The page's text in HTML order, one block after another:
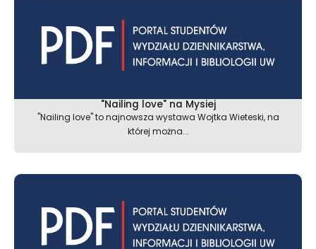
"Nailing love" na Mysiej
"Nailing love" to najnowsza wystawa Wojtka Wieteski, na
której można...